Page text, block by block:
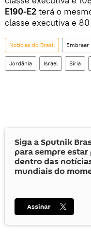
E190-E2 terá o
classe executiva e
Notícias do Brasil Embraer
Jordânia Israel Síria
Siga a Sputnik
para sempre estar
dentro das
mundiais do
Assinar